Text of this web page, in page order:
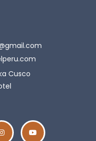
Cusco